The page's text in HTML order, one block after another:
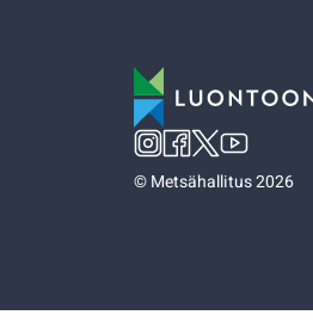
©Metsähallitus 2026